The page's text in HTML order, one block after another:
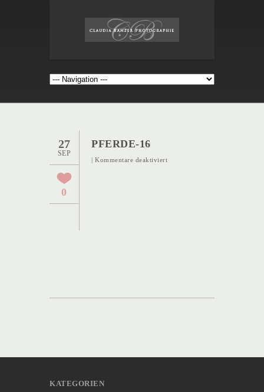
27
SEP
0
PFERDE-16
| Kommentare deaktiviertfür
KATEGORIEN